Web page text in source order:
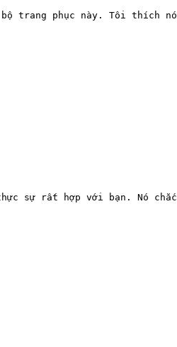
trang phục này. Tôi thích
sự rất hợp với bạn. Nó